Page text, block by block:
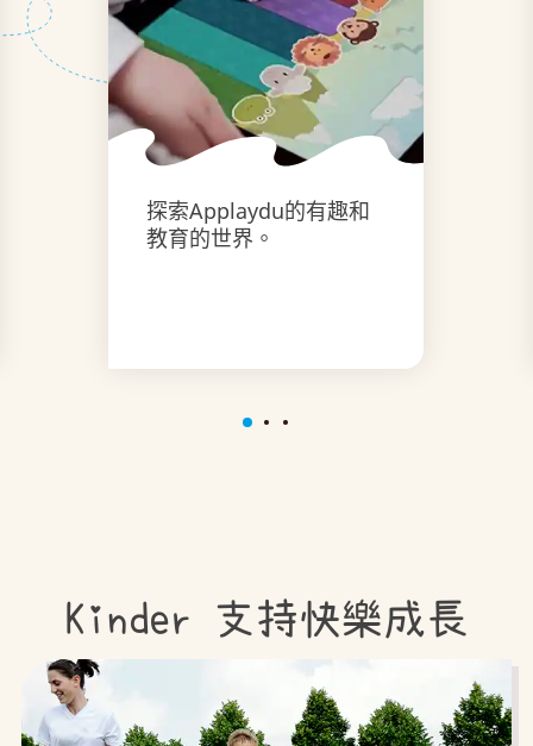
探索Applaydu的有趣和
教育的世界。
Kinder 支持快樂成長